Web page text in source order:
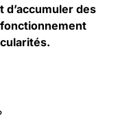
d’accumuler des